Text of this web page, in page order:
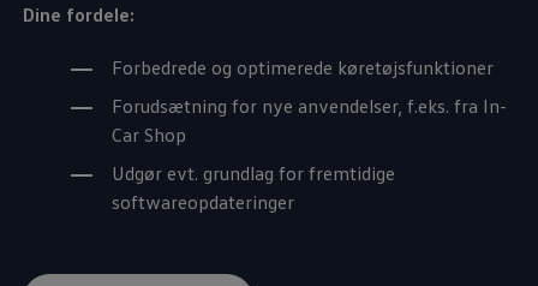
Dine fordele:
Forbedrede og optimerede køretøjsfunktioner
Forudsætning for nye anvendelser, f.eks. fra In-
Car Shop
Udgør evt. grundlag for fremtidige
softwareopdateringer